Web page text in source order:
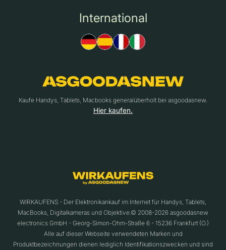
International
Kaufe Handys, Tablets, Macbooks generalüberholt bei asgoodasnew.
Hier kaufen.
WIRKAUFENS - Der Elektronikankauf im Internet für Handys, Tablets,
MacBooks, Digitalkameras und Objektive.© 2008-2026 asgoodasnew
electronics GmbH - Georg-Simon-Ohm-Straße 6 - 15236 Frankfurt (O.)
Alle auf dieser Webseite verwendeten Marken und
Produktbezeichnungen dienen lediglich Identifikationszwecken und sind